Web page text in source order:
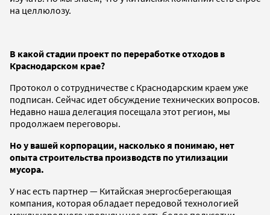
на целлюлозу.
В какой стадии проект по переработке отходов в
Краснодарском крае?
Протокол о сотрудничестве с Краснодарским краем уже
подписан. Сейчас идет обсуждение технических вопросов.
Недавно наша делегация посещала этот регион, мы
продолжаем переговоры.
Но у вашей корпорации, насколько я понимаю, нет
опыта строительства производств по утилизации
мусора.
У нас есть партнер — Китайская энергосберегающая
компания, которая обладает передовой технологией